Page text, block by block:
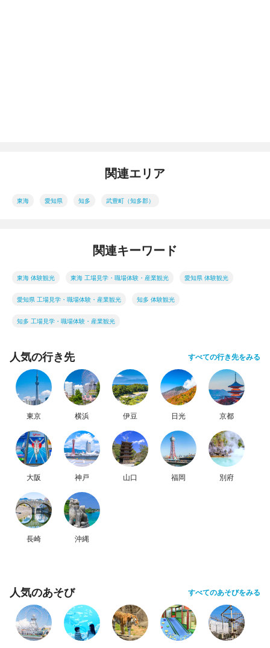
関連エリア
東海 愛知県 知多 武豊町（知多郡）
関連キーワード
東海 体験観光 東海 工場見学・職場体験・産業観光 愛知県 体験観光
愛知県 工場見学・職場体験・産業観光 知多 体験観光
知多 工場見学・職場体験・産業観光
人気の行き先 すべての行き先をみる
東京 横浜 伊豆 日光 京都
大阪 神戸 山口 福岡 別府
長崎 沖縄
人気のあそび すべてのあそびをみる